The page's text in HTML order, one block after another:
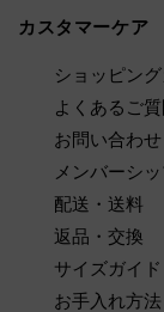
カスタマーケア
ショッピン
よくあるご
お問い合わせ
メンバーシ
配送・送料
返品・交換
サイズガイド
お手入れ方法